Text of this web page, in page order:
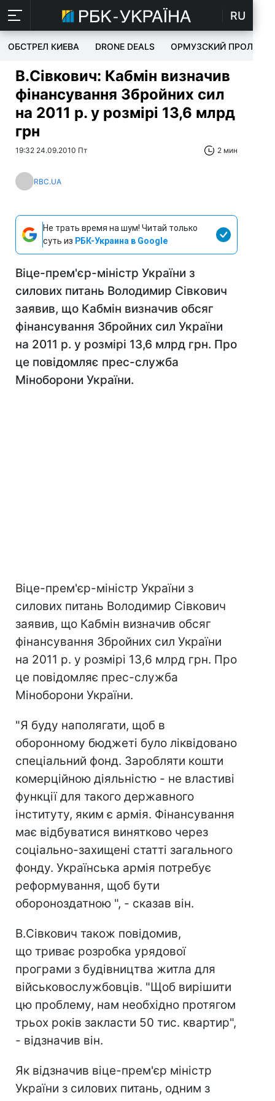
RU
ОБСТРЕЛ КИЕВА DRONE DEALS ОРМУЗСКИЙ ПРОЛИВ
В.Сівкович: Кабмін визначив
фінансування Збройних сил
на 2011 р. у розмірі 13,6 млрд
грн
19:32 24.09.2010 Пт 2 мин
RBC.UA
Не трать время на шум! Читай только
суть из РБК-Украина в Google
Віце-прем'єр-міністр України з
силових питань Володимир Сівкович
заявив, що Кабмін визначив обсяг
фінансування Збройних сил України
на 2011 р. у розмірі 13,6 млрд грн. Про
це повідомляє прес-служба
Міноборони України.
Віце-прем'єр-міністр України з
силових питань Володимир Сівкович
заявив, що Кабмін визначив обсяг
фінансування Збройних сил України
на 2011 р. у розмірі 13,6 млрд грн. Про
це повідомляє прес-служба
Міноборони України.
"Я буду наполягати, щоб в
оборонному бюджеті було ліквідовано
спеціальний фонд. Заробляти кошти
комерційною діяльністю - не властиві
функції для такого державного
інституту, яким є армія. Фінансування
має відбуватися винятково через
соціально-захищені статті загального
фонду. Українська армія потребує
реформування, щоб бути
обороноздатною ", - сказав він.
В.Сівкович також повідомив,
що триває розробка урядової
програми з будівництва житла для
військовослужбовців. "Щоб вирішити
цю проблему, нам необхідно протягом
трьох років закласти 50 тис. квартир",
- відзначив він.
Як відзначив віце-прем'єр міністр
України з силових питань, одним з